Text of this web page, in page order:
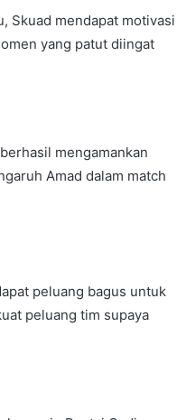
Skuad mendapat motivasi
yang patut diingat
mengamankan
Amad dalam match
peluang bagus untuk
peluang tim supaya